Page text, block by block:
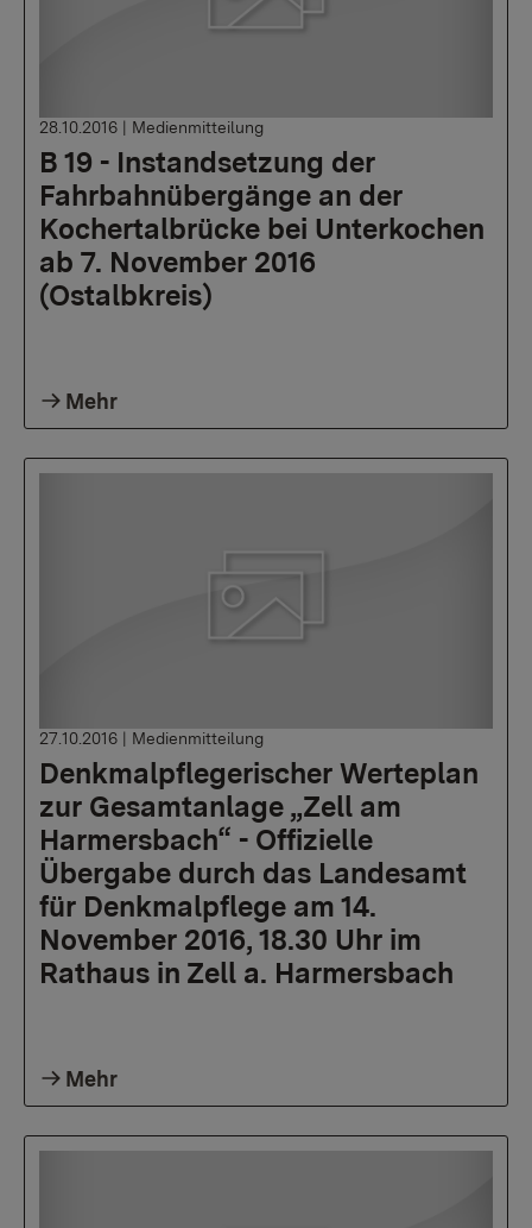
B 19 - Instandsetzung der
Fahrbahnübergänge an der
Kochertalbrücke bei Unterkochen
ab 7. November 2016
(Ostalbkreis)
28.10.2016 | Medienmitteilung
Mehr
Denkmalpflegerischer Werteplan
zur Gesamtanlage „Zell am
Harmersbach“ - Offizielle
Übergabe durch das Landesamt
für Denkmalpflege am 14.
November 2016, 18.30 Uhr im
Rathaus in Zell a. Harmersbach
27.10.2016 | Medienmitteilung
Mehr